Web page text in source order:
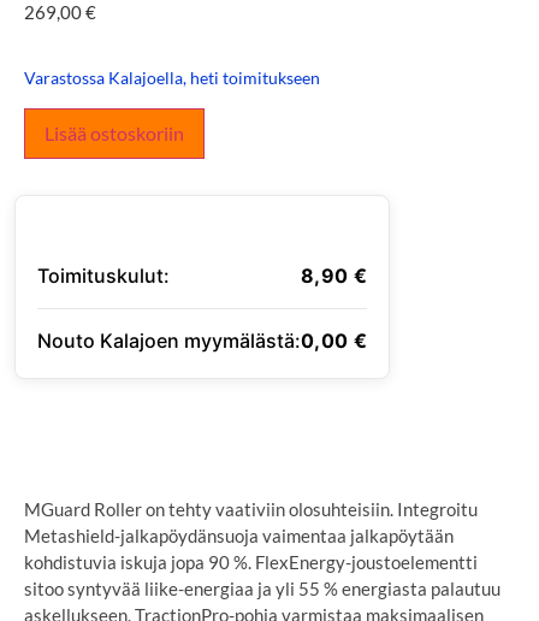
269,00€
Varastossa Kalajoella, heti toimitukseen
Lisää ostoskoriin
Toimituskulut: 8,90 €
Nouto Kalajoen myymälästä:0,00 €
MGuard Roller on tehty vaativiin olosuhteisiin. Integroitu
Metashield-jalkapöydänsuoja vaimentaa jalkapöytään
kohdistuvia iskuja jopa 90 %. FlexEnergy-joustoelementti
sitoo syntyvää liike-energiaa ja yli 55 % energiasta palautuu
askellukseen. TractionPro-pohja varmistaa maksimaalisen